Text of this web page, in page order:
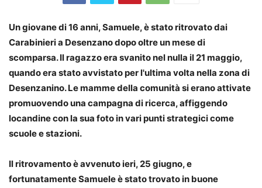
Un giovane di 16 anni, Samuele, è stato ritrovato dai
Carabinieri a Desenzano dopo oltre un mese di
scomparsa. Il ragazzo era svanito nel nulla il 21 maggio,
quando era stato avvistato per l'ultima volta nella zona di
Desenzanino. Le mamme della comunità si erano attivate
promuovendo una campagna di ricerca, affiggendo
locandine con la sua foto in vari punti strategici come
scuole e stazioni.
Il ritrovamento è avvenuto ieri, 25 giugno, e
fortunatamente Samuele è stato trovato in buone